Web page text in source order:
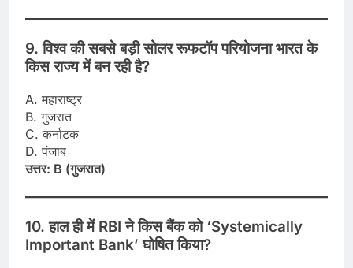
9. विश्व की सबसे बड़ी सोलर रूफटॉप परियोजना भारत के
किस राज्य में बन रही है?
A. महाराष्ट्र
B. गुजरात
C. कर्नाटक
D. पंजाब
उत्तर: B (गुजरात)
10. हाल ही में RBI ने किस बैंक को ‘Systemically
Important Bank’ घोषित किया?